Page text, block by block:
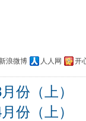
新浪微博 人人网 开
份（上）
份（上）